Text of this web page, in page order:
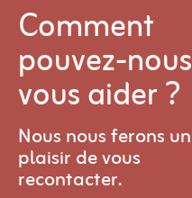
Comment
pouvez-nous
vous aider ?
Nous nous ferons un
plaisir de vous
recontacter.